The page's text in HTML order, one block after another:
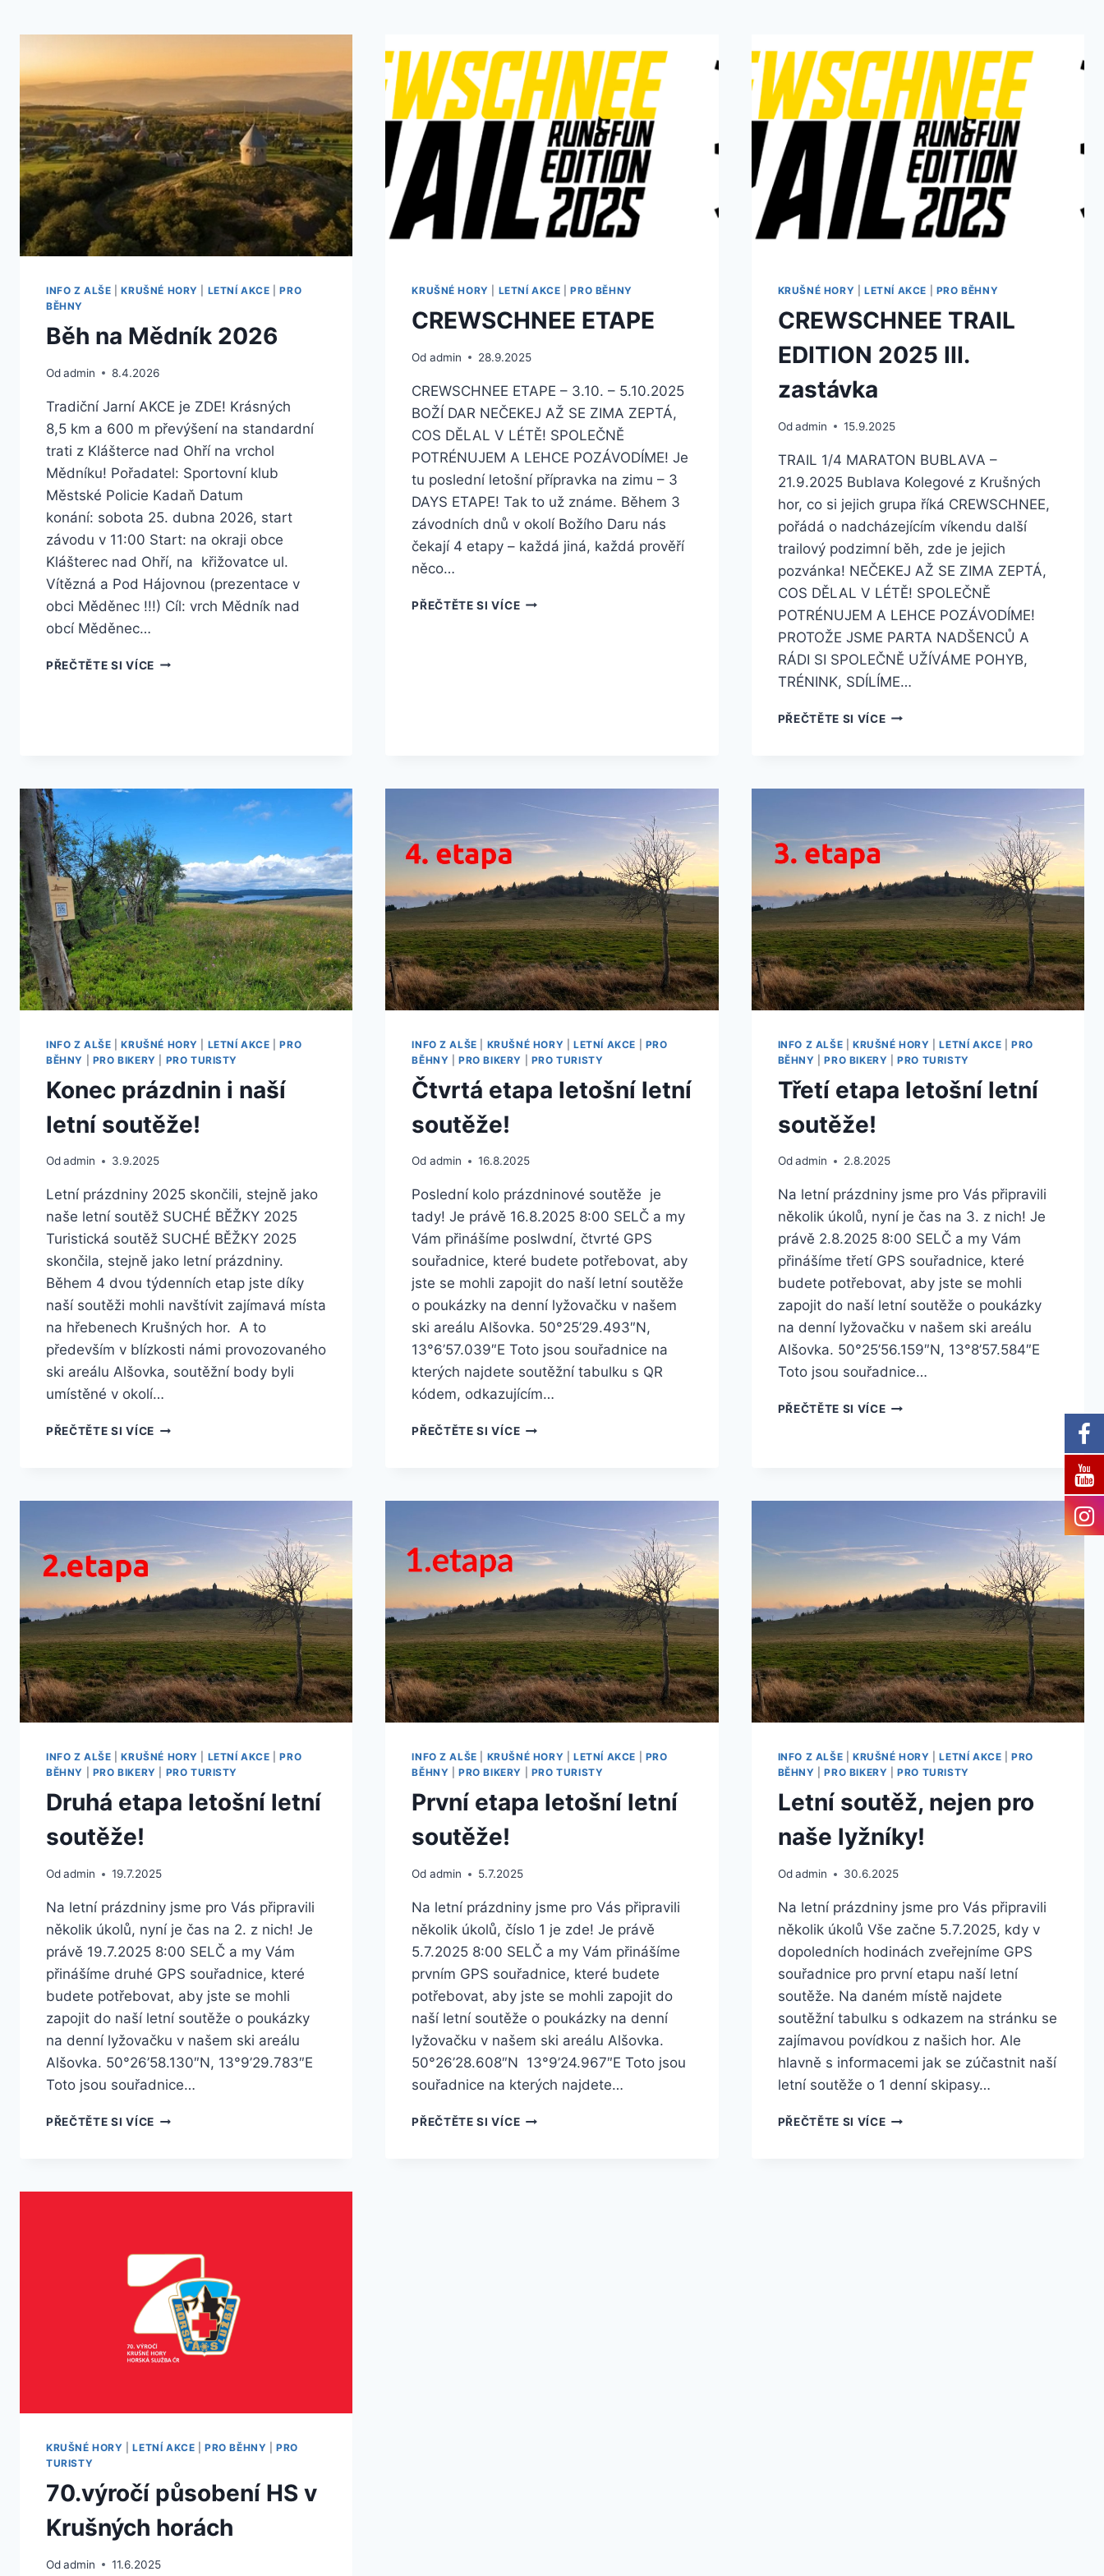
INFO Z ALŠE |KRUŠNÉ HORY LETNÍ AKCE |PRO
BĚHNY
Běh na Mědník 2026
Odadmin 8.4.2026
Tradiční Jarní AKCE je ZDE! Krásných
8,5 km a 600 m převýšení na standardní
trati z Klášterce nad Ohří na vrchol
Mědníku! Pořadatel: Sportovní klub
Městské Policie Kadaň Datum
konání: sobota 25. dubna 2026, start
závodu v 11:00 Start: na okraji obce
Klášterec nad Ohří, na křižovatce ul.
Vítězná a Pod Hájovnou (prezentace v
obci Měděnec !!!) Cíl: vrch Mědník nad
obcí Měděnec…
PŘEČTĚTE SI VÍCEBĚH
KRUŠNÉ HORY LETNÍ AKCE |PRO BĚHNY
CREWSCHNEE ETAPE
Od admin 28.9.2025
CREWSCHNEE ETAPE – 3.10. – 5.10.2025
BOŽÍ DAR NEČEKEJ AŽ SE ZIMA ZEPTÁ,
COS DĚLAL V LÉTĚ! SPOLEČNĚ
POTRÉNUJEM A LEHCE POZÁVODÍME! Je
tu poslední letošní přípravka na zimu – 3
DAYS ETAPE! Tak to už známe. Během 3
závodních dnů v okolí Božího Daru nás
čekají 4 etapy – každá jiná, každá prověří
něco…
PŘEČTĚTE SI VÍCECREWSCHNEE
KRUŠNÉ HORY LETNÍ AKCE PRO BĚHNY
CREWSCHNEE TRAIL
EDITION 2025 III.
zastávka
Od admin 15.9.2025
TRAIL 1/4 MARATON BUBLAVA –
21.9.2025 Bublava Kolegové z Krušných
hor, co si jejich grupa říká CREWSCHNEE,
pořádá o nadcházejícím víkendu další
trailový podzimní běh, zde je jejich
pozvánka! NEČEKEJ AŽ SE ZIMA ZEPTÁ,
COS DĚLAL V LÉTĚ! SPOLEČNĚ
POTRÉNUJEM A LEHCE POZÁVODÍME!
PROTOŽE JSME PARTA NADŠENCŮ A
RÁDI SI SPOLEČNĚ UŽÍVÁME POHYB,
TRÉNINK, SDÍLÍME…
PŘEČTĚTE SI VÍCECREWSCHNEE
ZASTÁVKA
INFO Z ALŠE |KRUŠNÉ HORY LETNÍ AKCE |PRO
BĚHNY
PRO BIKERY PRO TURISTY
Konec prázdnin i naší
letní soutěže!
Odadmin 3.9.2025
Letní prázdniny 2025 skončili, stejně jako
naše letní soutěž SUCHÉ BĚŽKY 2025
Turistická soutěž SUCHÉ BĚŽKY 2025
skončila, stejně jako letní prázdniny.
Během 4 dvou týdenních etap jste díky
naší soutěži mohli navštívit zajímavá místa
na hřebenech Krušných hor. A to
především v blízkosti námi provozovaného
ski areálu Alšovka, soutěžní body byli
umístěné v okolí…
PŘEČTĚTE SI VÍCEKONEC
SOUTĚŽE!
INFO Z ALŠE KRUŠNÉ HORY |LETNÍ AKCE
PRO
BĚHNY |PRO BIKERY PRO TURISTY
Čtvrtá etapa letošní letní
soutěže!
Od admin 16.8.2025
Poslední kolo prázdninové soutěže je
tady! Je právě 16.8.2025 8:00 SELČ a my
Vám přinášíme poslwdní, čtvrté GPS
souřadnice, které budete potřebovat, aby
jste se mohli zapojit do naší letní soutěže
o poukázky na denní lyžovačku v našem
ski areálu Alšovka. 50°25’29.493″N,
13°6’57.039″E Toto jsou souřadnice na
kterých najdete soutěžní tabulku s QR
kódem, odkazujícím…
PŘEČTĚTE SI VÍCEČTVRTÁ
INFO Z ALŠE KRUŠNÉ HORY |LETNÍ AKCE |PRO
BĚHNY |PRO BIKERY |PRO TURISTY
Třetí etapa letošní letní
soutěže!
Od admin 2.8.2025
Na letní prázdniny jsme pro Vás připravili
několik úkolů, nyní je čas na 3. z nich! Je
právě 2.8.2025 8:00 SELČ a my Vám
přinášíme třetí GPS souřadnice, které
budete potřebovat, aby jste se mohli
zapojit do naší letní soutěže o poukázky
na denní lyžovačku v našem ski areálu
Alšovka. 50°25’56.159″N, 13°8’57.584″E
Toto jsou souřadnice…
PŘEČTĚTE SI VÍCETŘETÍ
INFO Z ALŠE |KRUŠNÉ HORY LETNÍ AKCE |PRO
BĚHNY
PRO BIKERY PRO TURISTY
Druhá etapa letošní letní
soutěže!
Odadmin 19.7.2025
Na letní prázdniny jsme pro Vás připravili
několik úkolů, nyní je čas na 2. z nich! Je
právě 19.7.2025 8:00 SELČ a my Vám
přinášíme druhé GPS souřadnice, které
budete potřebovat, aby jste se mohli
zapojit do naší letní soutěže o poukázky
na denní lyžovačku v našem ski areálu
Alšovka. 50°26’58.130″N, 13°9’29.783″E
Toto jsou souřadnice…
PŘEČTĚTE SI VÍCEDRUHÁ
INFO Z ALŠE KRUŠNÉ HORY |LETNÍ AKCE
PRO
BĚHNY |PRO BIKERY PRO TURISTY
První etapa letošní letní
soutěže!
Od admin 5.7.2025
Na letní prázdniny jsme pro Vás připravili
několik úkolů, číslo 1 je zde! Je právě
5.7.2025 8:00 SELČ a my Vám přinášíme
prvním GPS souřadnice, které budete
potřebovat, aby jste se mohli zapojit do
naší letní soutěže o poukázky na denní
lyžovačku v našem ski areálu Alšovka.
50°26’28.608″N 13°9’24.967″E Toto jsou
souřadnice na kterých najdete…
PŘEČTĚTE SI VÍCEPRVNÍ
INFO Z ALŠE KRUŠNÉ HORY |LETNÍ AKCE |PRO
BĚHNY |PRO BIKERY |PRO TURISTY
Letní soutěž, nejen pro
naše lyžníky!
Od admin 30.6.2025
Na letní prázdniny jsme pro Vás připravili
několik úkolů Vše začne 5.7.2025, kdy v
dopoledních hodinách zveřejníme GPS
souřadnice pro první etapu naší letní
soutěže. Na daném místě najdete
soutěžní tabulku s odkazem na stránku se
zajímavou povídkou z našich hor. Ale
hlavně s informacemi jak se zúčastnit naší
letní soutěže o 1 denní skipasy…
PŘEČTĚTE SI VÍCELETNÍ
KRUŠNÉ HORY |LETNÍ AKCE |PRO BĚHNY |PRO
TURISTY
70.výročí působení HS v
Krušných horách
Odadmin 11.6.2025